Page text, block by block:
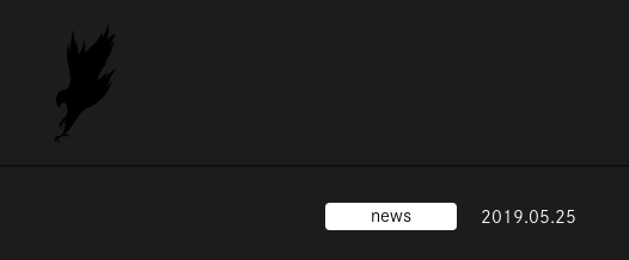
news 2019.05.25